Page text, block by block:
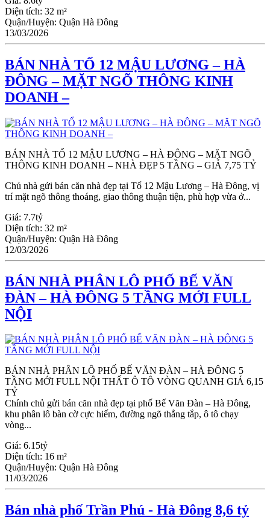
Diện tích: 32 m²
Quận/Huyện: Quận Hà Đông
13/03/2026
BÁN NHÀ TỔ 12 MẬU LƯƠNG – HÀ
ĐÔNG – MẶT NGÕ THÔNG KINH
DOANH –
BÁN NHÀ TỔ 12 MẬU LƯƠNG – HÀ ĐÔNG – MẶT NGÕ
THÔNG KINH DOANH – NHÀ ĐẸP 5 TẦNG – GIÁ 7,75 TỶ
Chủ nhà gửi bán căn nhà đẹp tại Tổ 12 Mậu Lương – Hà Đông, vị
trí mặt ngõ thông thoáng, giao thông thuận tiện, phù hợp vừa ở...
Giá: 7.7tỷ
Diện tích: 32 m²
Quận/Huyện: Quận Hà Đông
12/03/2026
BÁN NHÀ PHÂN LÔ PHỐ BẾ VĂN
ĐÀN – HÀ ĐÔNG 5 TẦNG MỚI FULL
NỘI
BÁN NHÀ PHÂN LÔ PHỐ BẾ VĂN ĐÀN – HÀ ĐÔNG 5
TẦNG MỚI FULL NỘI THẤT Ô TÔ VÒNG QUANH GIÁ 6,15
TỶ
Chính chủ gửi bán căn nhà đẹp tại phố Bế Văn Đàn – Hà Đông,
khu phân lô bàn cờ cực hiếm, đường ngõ thẳng tắp, ô tô chạy
vòng...
Giá: 6.15tỷ
Diện tích: 16 m²
Quận/Huyện: Quận Hà Đông
11/03/2026
Bán nhà phố Trần Phú - Hà Đông 8,6 tỷ